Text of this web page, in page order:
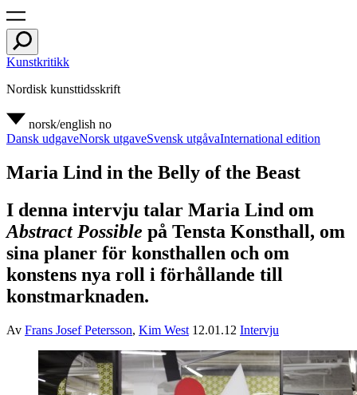
Kunstkritikk
Nordisk kunsttidsskrift
norsk/english no
Dansk udgaveNorsk utgaveSvensk utgåvaInternational edition
Maria Lind in the Belly of the Beast
I denna intervju talar Maria Lind om
Abstract Possible på Tensta Konsthall, om
sina planer för konsthallen och om
konstens nya roll i förhållande till
konstmarknaden.
Av Frans Josef Petersson, Kim West 12.01.12 Intervju